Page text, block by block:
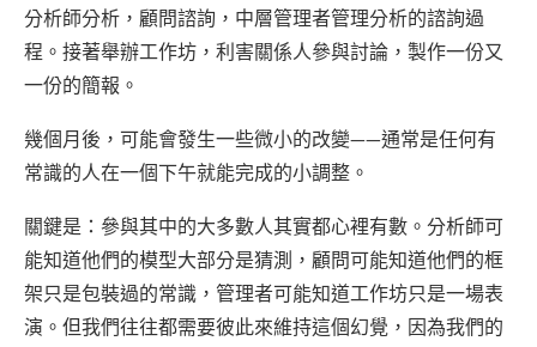
分析師分析，顧問諮詢，中層管理者管理分析的諮詢過
程。接著舉辦工作坊，利害關係人參與討論，製作一份又
一份的簡報。
幾個月後，可能會發生一些微小的改變——通常是任何有
常識的人在一個下午就能完成的小調整。
關鍵是：參與其中的大多數人其實都心裡有數。分析師可
能知道他們的模型大部分是猜測，顧問可能知道他們的框
架只是包裝過的常識，管理者可能知道工作坊只是一場表
演。但我們往往都需要彼此來維持這個幻覺，因為我們的